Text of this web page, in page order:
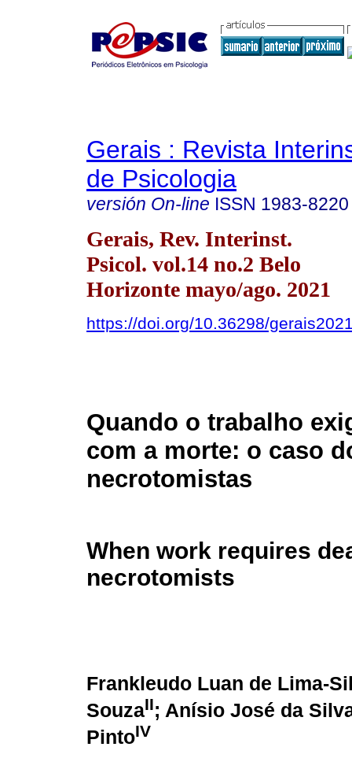
Gerais : Revista
de Psicologia
versión On-line ISSN 1983-8220
Gerais, Rev. Interinst.
Psicol. vol.14 no.2 Belo
Horizonte mayo/ago. 2021
https://doi.org/10.36298/
Quando o trabalho
com a morte: o caso
necrotomistas
When work requires
necrotomists
Frankleudo Luan de Lima-
SouzaII; Anísio José da
PintoIV